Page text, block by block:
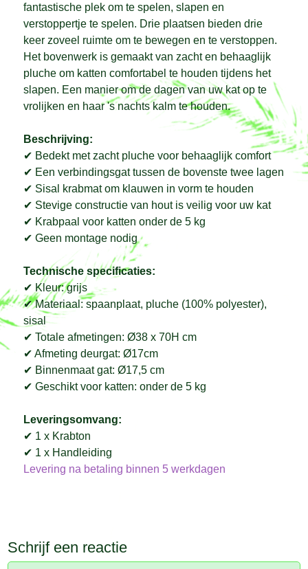
fantastische plek om te spelen, slapen en
verstoppertje te spelen. Drie plaatsen bieden drie
keer zoveel ruimte om te bewegen en te verstoppen.
Het bovenwerk is gemaakt van zacht en behaaglijk
pluche om katten comfortabel te houden tijdens het
slapen. Een manier om de dagen van uw kat op te
vrolijken en haar 's nachts kalm te houden.
Beschrijving:
✔ Bedekt met zacht pluche voor behaaglijk comfort
✔ Een verbindingsgat tussen de bovenste twee lagen
✔ Sisal krabmat om klauwen in vorm te houden
✔ Stevige constructie van hout is veilig voor uw kat
✔ Krabpaal voor katten onder de 5 kg
✔ Geen montage nodig
Technische specificaties:
✔ Kleur: grijs
✔ Materiaal: spaanplaat, pluche (100% polyester),
sisal
✔ Totale afmetingen: Ø38 x 70H cm
✔ Afmeting deurgat: Ø17cm
✔ Binnenmaat gat: Ø17,5 cm
✔ Geschikt voor katten: onder de 5 kg
Leveringsomvang:
✔ 1 x Krabton
✔ 1 x Handleiding
Levering na betaling binnen 5 werkdagen
Schrijf een reactie